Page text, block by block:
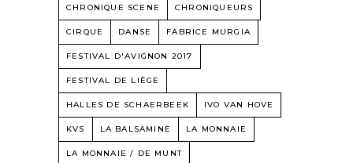
CHRONIQUE SCENE CHRONIQUEURS
CIRQUE DANSE FABRICE MURGIA
FESTIVAL D'AVIGNON 2017
FESTIVAL DE LIÈGE
HALLES DE SCHAERBEEK IVO VAN HOVE
KVS LA BALSAMINE LA MONNAIE
LA MONNAIE / DE MUNT